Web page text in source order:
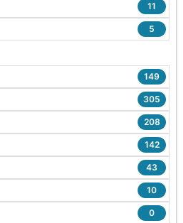
11
5
149
305
208
142
43
10
0